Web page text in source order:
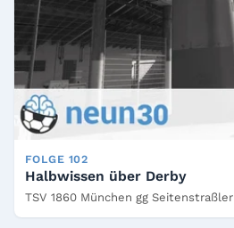
FOLGE 102
Halbwissen über Derby
TSV 1860 München gg Seitenstraßler